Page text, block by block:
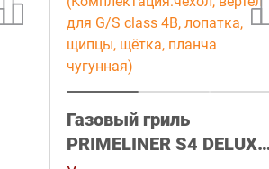
Газовый гриль
PRIMELINER S4 DELUXE